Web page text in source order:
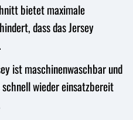
bietet maximale
dass das Jersey
ist maschinenwaschbar und
wieder einsatzbereit